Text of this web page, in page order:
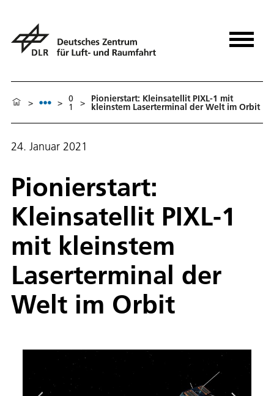
> > 0
1 > Pionierstart: Kleinsatellit PIXL-1 mit
kleinstem Laserterminal der Welt im Orbit
24. Januar 2021
Pionierstart:
Kleinsatellit PIXL-1
mit kleinstem
Laserterminal der
Welt im Orbit